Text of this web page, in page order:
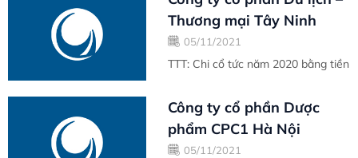
Thương mại Tây Ninh
05/11/2021
TTT: Chi cổ tức năm 2020 bằng tiền
Công ty cổ phần Dược
phẩm CPC1 Hà Nội
05/11/2021